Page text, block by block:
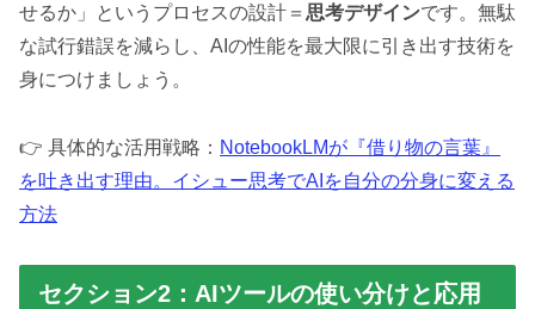
せるか」というプロセスの設計＝ 思考デザインです。無駄
な試行錯誤を減らし、AIの性能を最大限に引き出す技術を
身につけましょう。
👉 具体的な活用戦略： NotebookLMが『借り物の言葉』
を吐き出す理由。イシュー思考でAIを自分の分身に変える
方法
セクション2：AIツールの使い分けと応用